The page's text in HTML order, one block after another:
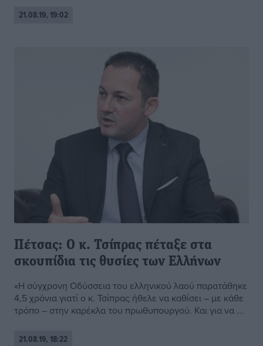
21.08.19, 19:02
Πέτσας: Ο κ. Τσίπρας πέταξε στα
σκουπίδια τις θυσίες των Ελλήνων
«Η σύγχρονη Οδύσσεια του ελληνικού λαού παρατάθηκε
4,5 χρόνια γιατί ο κ. Τσίπρας ήθελε να καθίσει – με κάθε
τρόπο – στην καρέκλα του πρωθυπουργού. Και για να ...
21.08.19, 18:22